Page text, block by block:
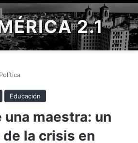
2.1
Educación
una maestra: un
la crisis en